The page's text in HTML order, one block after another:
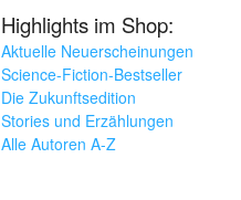
Highlights im Shop:
Aktuelle Neuerscheinungen
Science-Fiction-Bestseller
Die Zukunftsedition
Stories und Erzählungen
Alle Autoren A-Z